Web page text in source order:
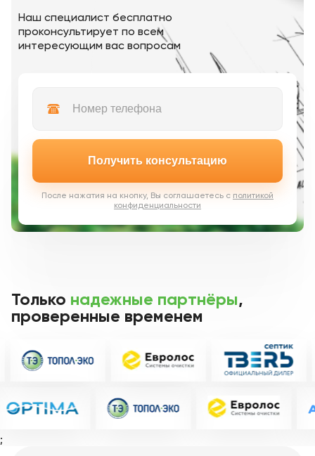
Наш специалист бесплатно
проконсультирует по всем
интересующим вас вопросам
Получить консультацию
После нажатия на кнопку, Вы соглашаетесь с политикой
конфиденциальности
Только надежные партнёры,
проверенные временем
;